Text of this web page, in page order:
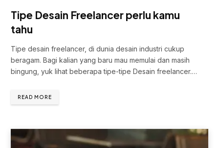
Tipe Desain Freelancer perlu kamu
tahu
Tipe desain freelancer, di dunia desain industri cukup
beragam. Bagi kalian yang baru mau memulai dan masih
bingung, yuk lihat beberapa tipe-tipe Desain freelancer.…
READ MORE